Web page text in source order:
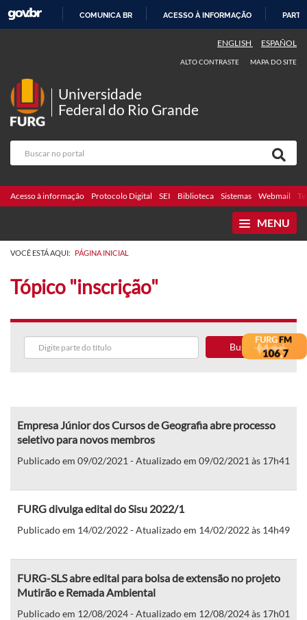
COMUNICA BR ACESSO À INFORMAÇÃO
ENGLISH ESPAÑOL
ALTO CONTRASTE MAPA DO SITE
Universidade
Federal do Rio Grande
Acesso à informação Protocolo Digital SEI Biblioteca Sistemas Webmail
MENU
VOCÊ ESTÁ AQUI: PÁGINA INICIAL
Tópico "inscrição"
Buscar
Empresa Júnior dos Cursos de Geografia abre processo
seletivo para novos membros
Publicado em 09/02/2021 - Atualizado em 09/02/2021 às 17h41
FURG divulga edital do Sisu 2022/1
Publicado em 14/02/2022 - Atualizado em 14/02/2022 às 14h49
FURG-SLS abre edital para bolsa de extensão no projeto
Mutirão e Remada Ambiental
Publicado em 12/08/2024 - Atualizado em 12/08/2024 às 17h01